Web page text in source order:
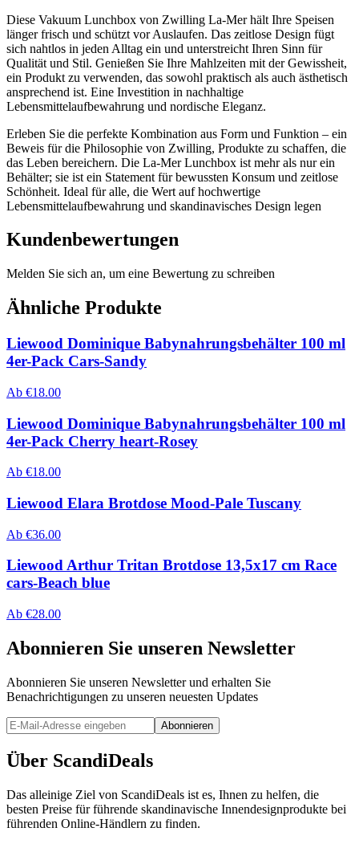
Diese Vakuum Lunchbox von Zwilling La-Mer hält Ihre Speisen
länger frisch und schützt vor Auslaufen. Das zeitlose Design fügt
sich nahtlos in jeden Alltag ein und unterstreicht Ihren Sinn für
Qualität und Stil. Genießen Sie Ihre Mahlzeiten mit der Gewissheit,
ein Produkt zu verwenden, das sowohl praktisch als auch ästhetisch
ansprechend ist. Eine Investition in nachhaltige
Lebensmittelaufbewahrung und nordische Eleganz.
Erleben Sie die perfekte Kombination aus Form und Funktion – ein
Beweis für die Philosophie von Zwilling, Produkte zu schaffen, die
das Leben bereichern. Die La-Mer Lunchbox ist mehr als nur ein
Behälter; sie ist ein Statement für bewussten Konsum und zeitlose
Schönheit. Ideal für alle, die Wert auf hochwertige
Lebensmittelaufbewahrung und skandinavisches Design legen
Kundenbewertungen
Melden Sie sich an, um eine Bewertung zu schreiben
Ähnliche Produkte
Liewood Dominique Babynahrungsbehälter 100 ml
4er-Pack Cars-Sandy
Ab €18.00
Liewood Dominique Babynahrungsbehälter 100 ml
4er-Pack Cherry heart-Rosey
Ab €18.00
Liewood Elara Brotdose Mood-Pale Tuscany
Ab €36.00
Liewood Arthur Tritan Brotdose 13,5x17 cm Race
cars-Beach blue
Ab €28.00
Abonnieren Sie unseren Newsletter
Abonnieren Sie unseren Newsletter und erhalten Sie
Benachrichtigungen zu unseren neuesten Updates
Abonnieren
Über ScandiDeals
Das alleinige Ziel von ScandiDeals ist es, Ihnen zu helfen, die
besten Preise für führende skandinavische Innendesignprodukte bei
führenden Online-Händlern zu finden.